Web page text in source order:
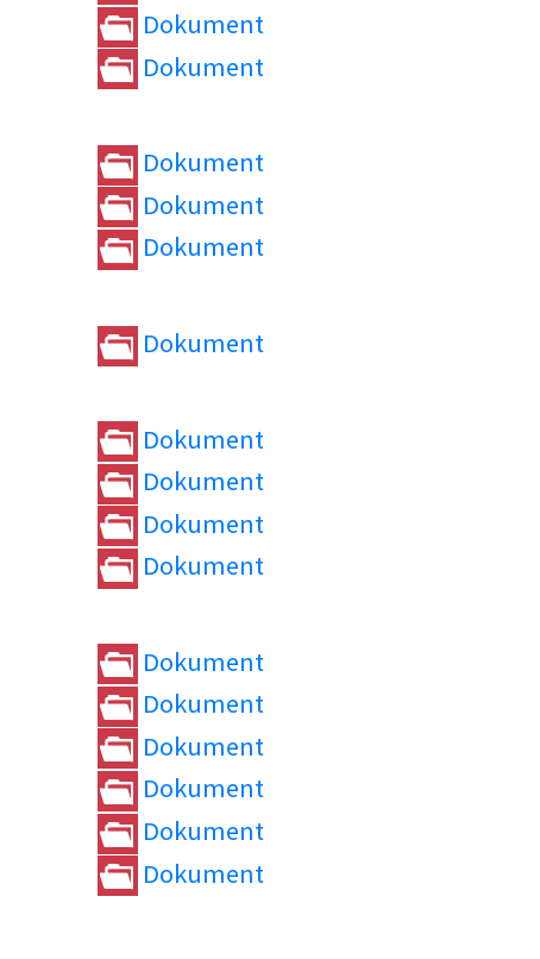
Dokument
Dokument
Dokument
Dokument
Dokument
Dokument
Dokument
Dokument
Dokument
Dokument
Dokument
Dokument
Dokument
Dokument
Dokument
Dokument